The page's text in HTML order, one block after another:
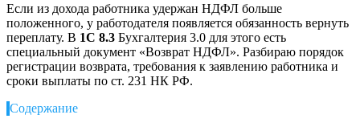
Если из дохода работника удержан НДФЛ больше
положенного, у работодателя появляется обязанность вернуть
переплату. В 1С 8.3 Бухгалтерия 3.0 для этого есть
специальный документ «Возврат НДФЛ». Разбираю порядок
регистрации возврата, требования к заявлению работника и
сроки выплаты по ст. 231 НК РФ.
Содержание